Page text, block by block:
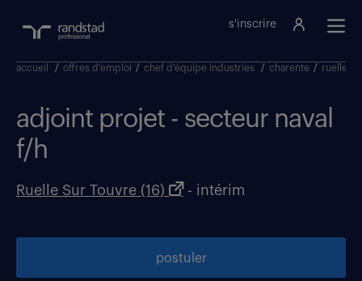
s'inscrire
accueil / offres d'emploi / chef d'équipe industries / charente / ruelle
adjoint projet - secteur naval
f/h
Ruelle Sur Touvre (16) - intérim
postuler